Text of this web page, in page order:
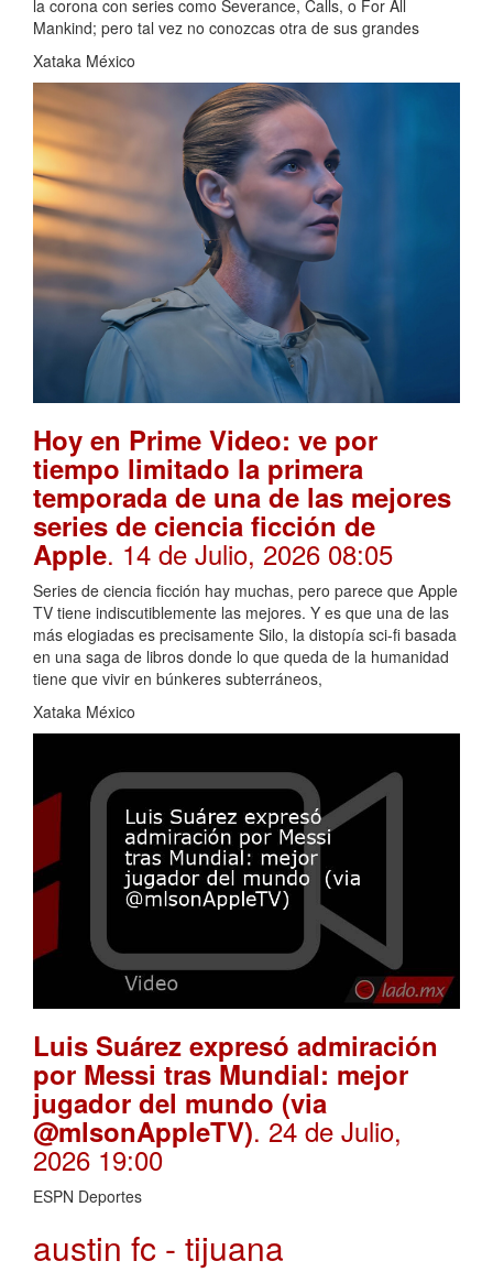
la corona con series como Severance, Calls, o For All
Mankind; pero tal vez no conozcas otra de sus grandes
Xataka México
Hoy en Prime Video: ve por
tiempo limitado la primera
temporada de una de las mejores
series de ciencia ficción de
Apple. 14 de Julio, 2026 08:05
Series de ciencia ficción hay muchas, pero parece que Apple
TV tiene indiscutiblemente las mejores. Y es que una de las
más elogiadas es precisamente Silo, la distopía sci-fi basada
en una saga de libros donde lo que queda de la humanidad
tiene que vivir en búnkeres subterráneos,
Xataka México
Luis Suárez expresó admiración
por Messi tras Mundial: mejor
jugador del mundo (via
@mlsonAppleTV). 24 de Julio,
2026 19:00
ESPN Deportes
austin fc - tijuana